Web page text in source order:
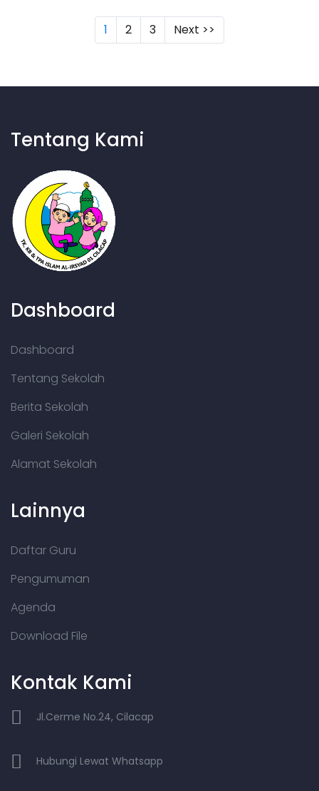
1 (current)
2 3 Next >>
Tentang Kami
Dashboard
Dashboard
Tentang Sekolah
Berita Sekolah
Galeri Sekolah
Alamat Sekolah
Lainnya
Daftar Guru
Pengumuman
Agenda
Download File
Kontak Kami
Jl.Cerme No.24, Cilacap
Hubungi Lewat Whatsapp